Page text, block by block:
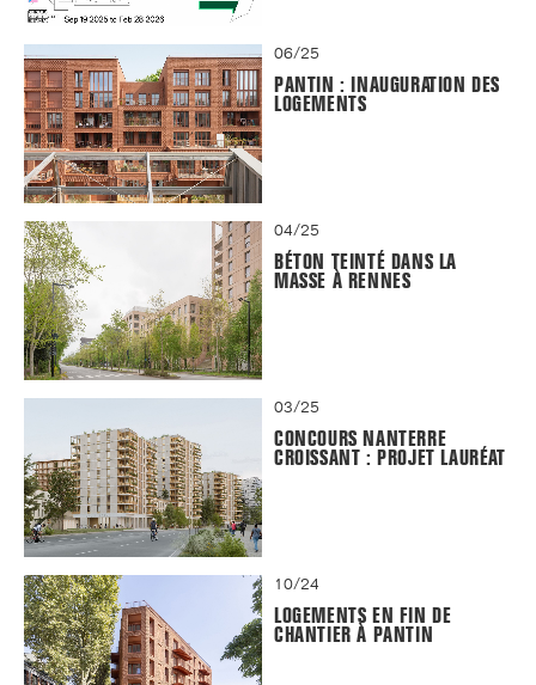
06/25
PANTIN : INAUGURATION DES
LOGEMENTS
04/25
BÉTON TEINTÉ DANS LA
MASSE À RENNES
03/25
CONCOURS NANTERRE
CROISSANT : PROJET LAURÉAT
10/24
LOGEMENTS EN FIN DE
CHANTIER À PANTIN